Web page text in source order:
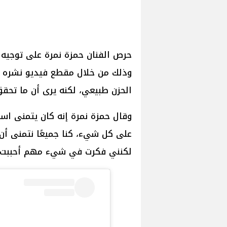
حرص الفنان حمزة نمرة على
وذلك من خلال مقطع فيديو نشره
الحزن طبيعي، لكنه يرى أن ما
وقال حمزة نمرة إنه كان يتمنى
على كل شيء، كنا جميعًا نتمنى
لكنني فكرت في شيء مهم